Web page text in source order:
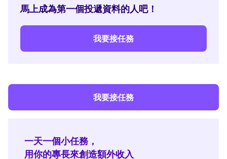
馬上成為第一個投遞資料的人吧！
我要接任務
我要接任務
一天一個小任務，
用你的專長來創造額外收入